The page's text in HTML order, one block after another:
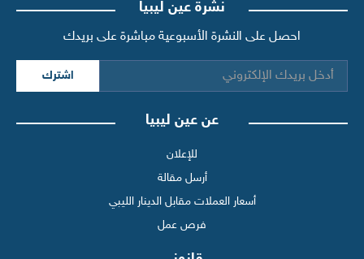
نشرة عين ليبيا
احصل على النشرة الأسبوعية مباشرة على بريدك
اشترك
عن عين ليبيا
للإعلان
أرسل مقالة
أسعار العملات مقابل الدينار الليبي
فرص عمل